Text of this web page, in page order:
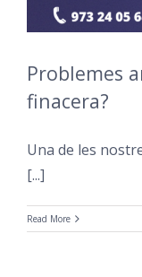
Problemes
finacera?
Una de les
[...]
Read More